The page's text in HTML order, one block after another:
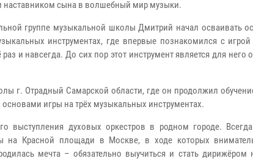
наставником сына в волшебный мир музыки.
группе музыкальной школы Дмитрий начал осваивать
инструментах, где впервые познакомился с
и навсегда. До сих пор этот инструмент является для него
г. Отрадный Самарской области, где он продолжил
игры на трёх музыкальных инструментах.
выступления духовых оркестров в родном городе.
на Красной площади в Москве, в ходе которых
мечта – обязательно выучиться и стать дирижёром